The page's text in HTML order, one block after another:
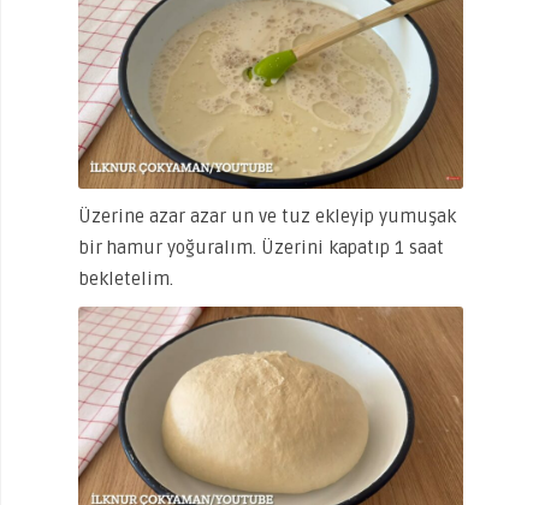
Üzerine azar azar un ve tuz ekleyip yumuşak
bir hamur yoğuralım. Üzerini kapatıp 1 saat
bekletelim.